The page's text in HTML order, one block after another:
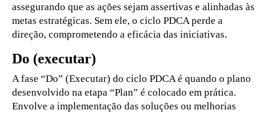
assegurando que as ações sejam assertivas e alinhadas às
metas estratégicas. Sem ele, o ciclo PDCA perde a
direção, comprometendo a eficácia das iniciativas.
Do (executar)
A fase “Do” (Executar) do ciclo PDCA é quando o plano
desenvolvido na etapa “Plan” é colocado em prática.
Envolve a implementação das soluções ou melhorias